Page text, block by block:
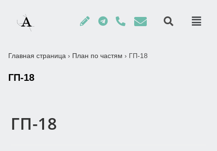
Главная страница › План по частям › ГП-18
ГП-18
ГП-18